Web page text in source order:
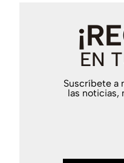
EN
Suscríbete a
las noticias,